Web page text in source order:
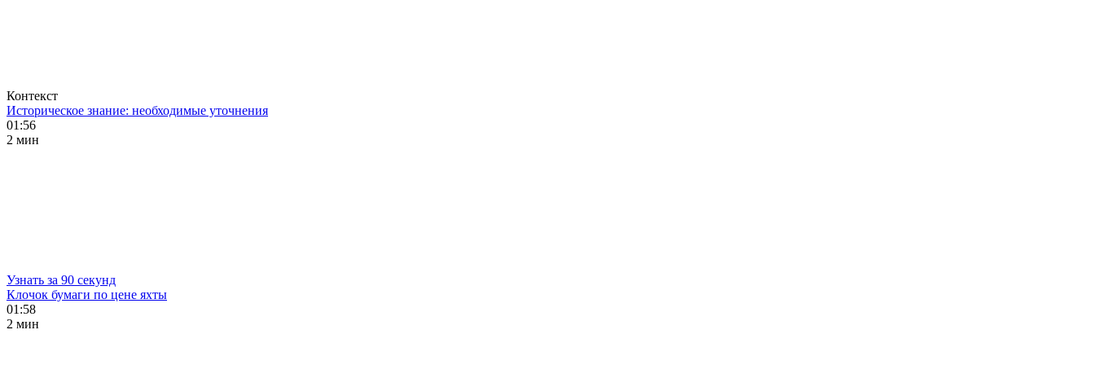
Контекст
Историческое знание: необходимые уточнения
01:56
2 мин
Узнать за 90 секунд
Клочок бумаги по цене яхты
01:58
2 мин